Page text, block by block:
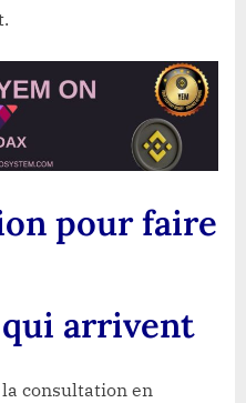
pour faire
arrivent
consultation en